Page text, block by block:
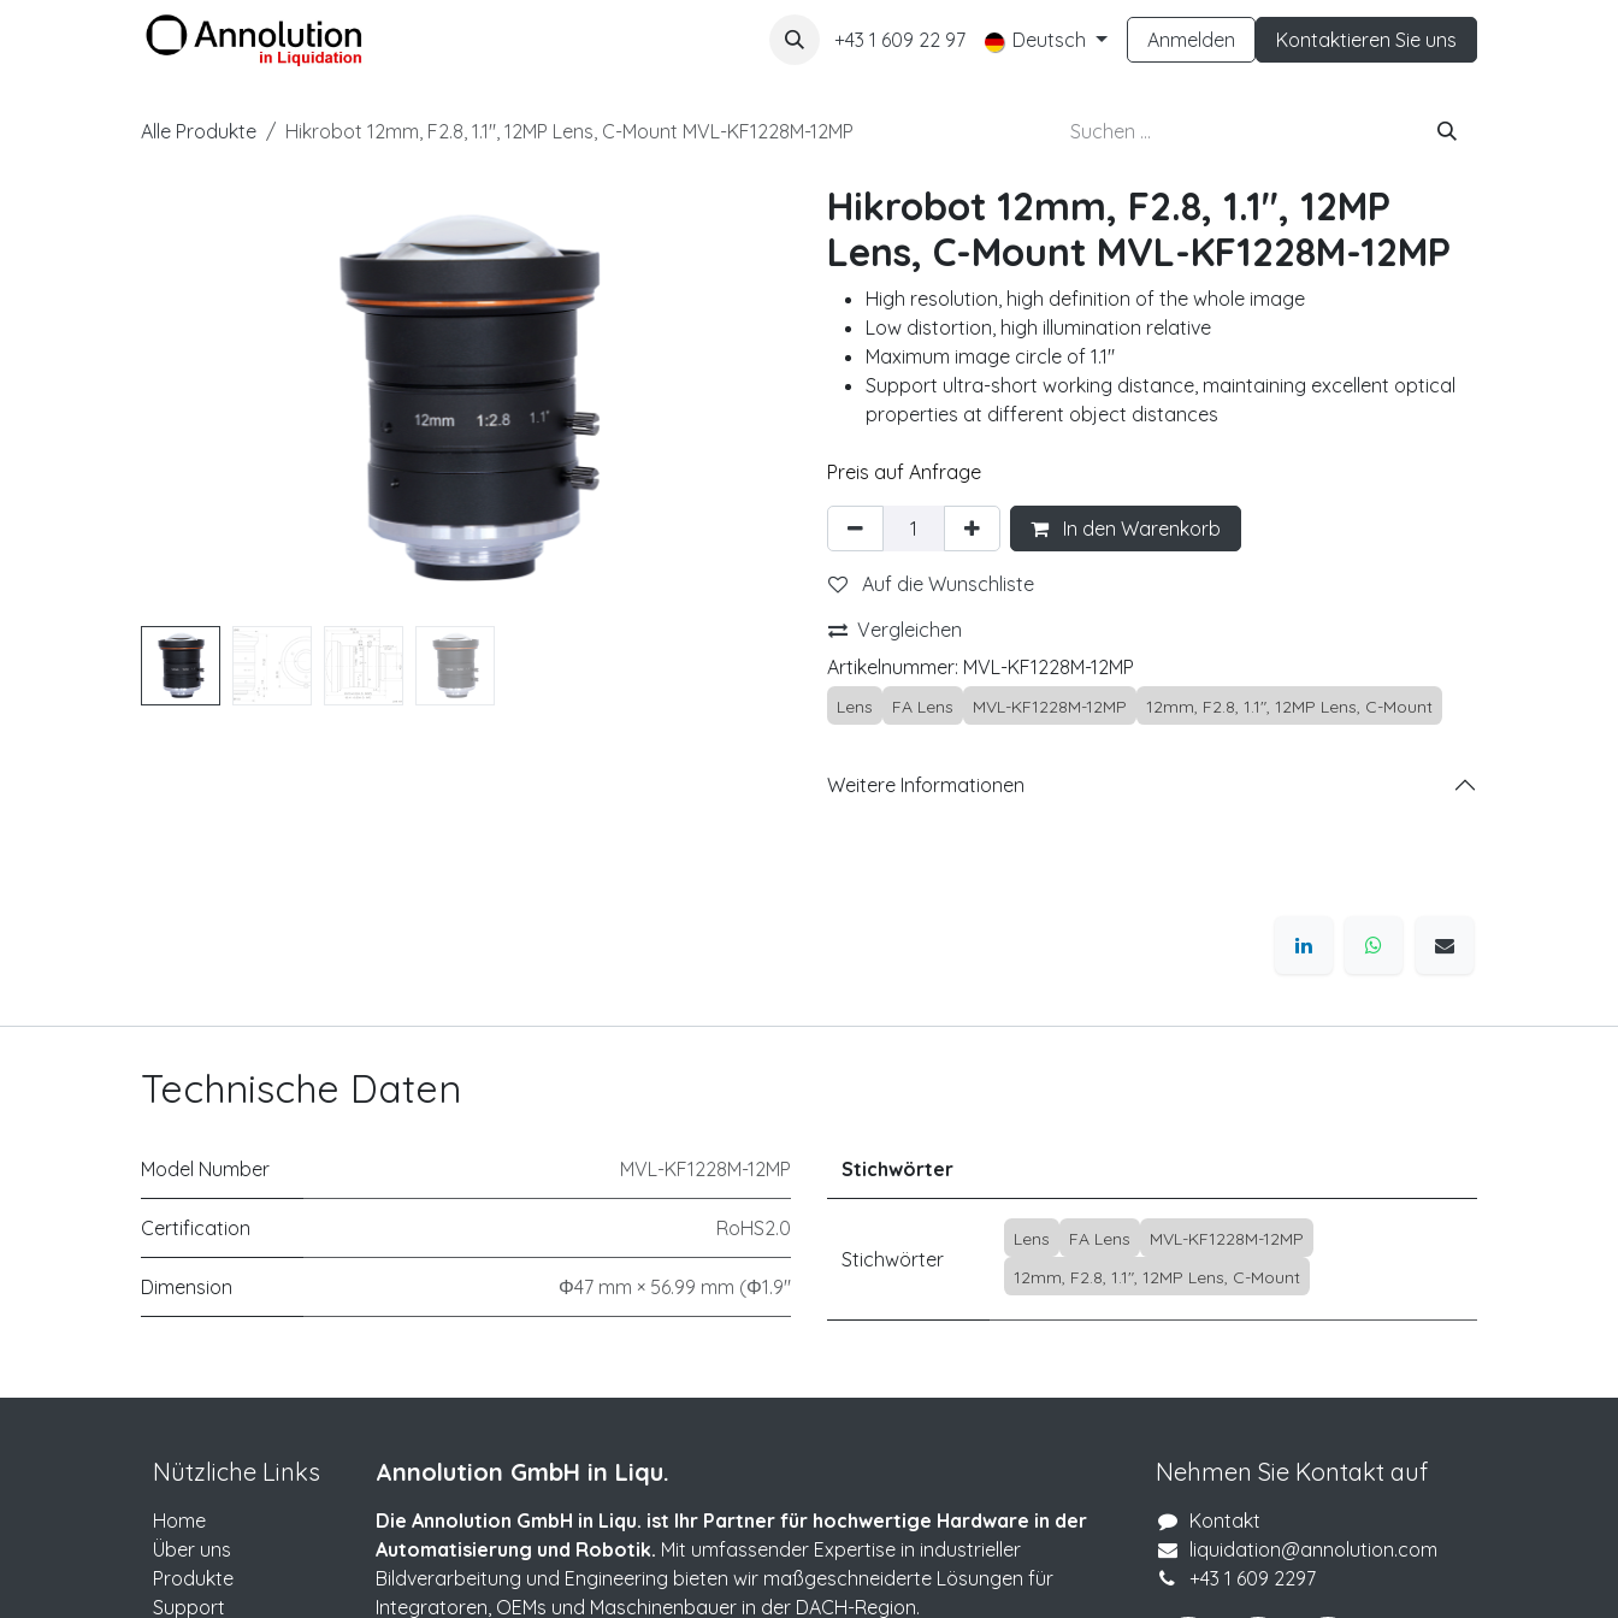
Zum Inhalt springen
+43 1 609 22 97 Deutsch Anmelden Kontaktieren Sie uns
Alle Produkte Hikrobot 12mm, F2.8, 1.1", 12MP Lens, C-Mount MVL-KF1228M-12MP
Hikrobot 12mm, F2.8, 1.1", 12MP
Lens, C-Mount MVL-KF1228M-12MP
High resolution, high definition of the whole image
Low distortion, high illumination relative
Maximum image circle of 1.1"
Support ultra-short working distance, maintaining excellent optical
properties at different object distances
Preis auf Anfrage
In den Warenkorb
Auf die Wunschliste
Vergleichen
Artikelnummer: MVL-KF1228M-12MP
Lens FA Lens MVL-KF1228M-12MP 12mm, F2.8, 1.1", 12MP Lens, C-Mount
Weitere Informationen
Technische Daten
Model Number MVL-KF1228M-12MP
Certification RoHS2.0
Dimension Φ47 mm × 56.99 mm (Φ1.9"
Stichwörter
Stichwörter
Lens FA Lens
MVL-KF1228M-12MP
12mm, F2.8, 1.1", 12MP Lens, C-Mount
Nützliche Links
Home
Über uns
Produkte
Support
Nehmen Sie Kontakt auf
Kontakt
liquidation@annolution.com
+43 1 609 2297
Annolution GmbH in Liqu.
Die Annolution GmbH in Liqu. ist Ihr Partner für hochwertige Hardware in der
Automatisierung und Robotik. Mit umfassender Expertise in industrieller
Bildverarbeitung und Engineering bieten wir maßgeschneiderte Lösungen für
Integratoren, OEMs und Maschinenbauer in der DACH-Region.